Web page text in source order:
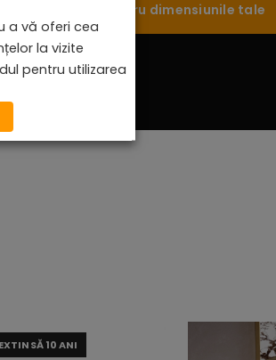
Cere oferta pentru dimensiunile tale
10 ANI
a vă oferi cea
la vizite
pentru utilizarea